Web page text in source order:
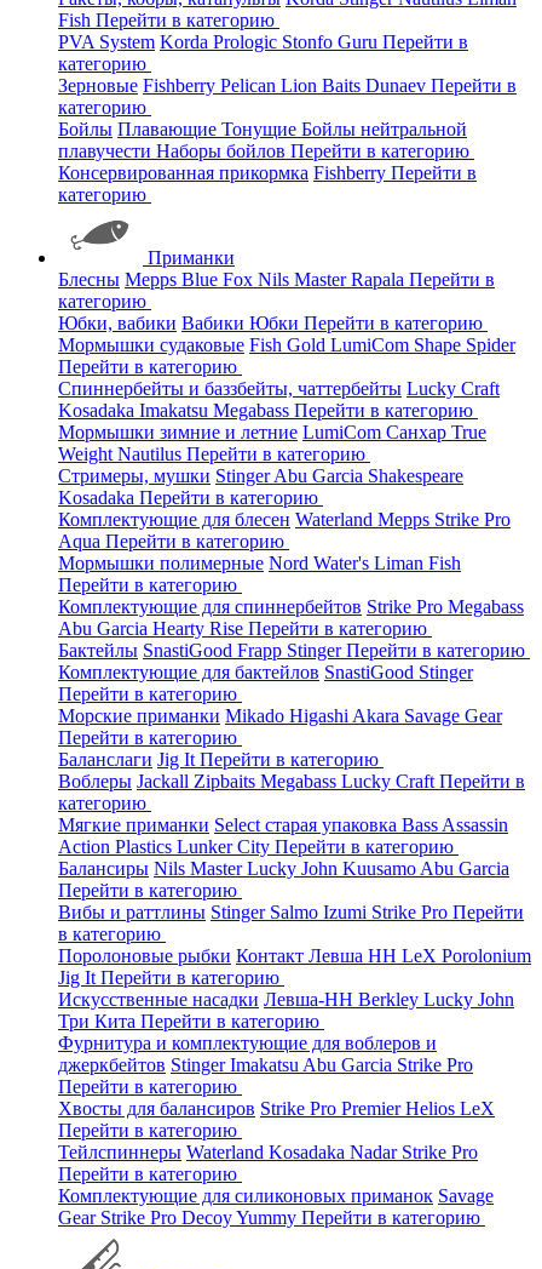
Fish Перейти в категорию
PVA System Korda Prologic Stonfo Guru Перейти в
категорию
Зерновые Fishberry Pelican Lion Baits Dunaev Перейти в
категорию
Бойлы Плавающие Тонущие Бойлы нейтральной
плавучести Наборы бойлов Перейти в категорию
Консервированная прикормка Fishberry Перейти в
категорию
Приманки
Блесны Mepps Blue Fox Nils MasterRapala Перейти в
категорию
Юбки, вабики Вабики Юбки Перейти в категорию
Мормышки судаковые Fish Gold LumiCom Shape Spider
Перейти в категорию
Спиннербейты и баззбейты, чаттербейты Lucky Craft
Kosadaka Imakatsu Megabass Перейти в категорию
Мормышки зимние и летние LumiCom Санхар True
Weight Nautilus Перейти в категорию
Стримеры, мушки StingerAbu Garcia Shakespeare
Kosadaka Перейти в категорию
Комплектующие для блесен Waterland Mepps Strike Pro
Aqua Перейти в категорию
Мормышки полимерные Nord Water's Liman Fish
Перейти в категорию
Комплектующие для спиннербейтов Strike Pro Megabass
Abu Garcia Hearty Rise Перейти в категорию
Бактейлы SnastiGood Frapp StingerПерейти в категорию
Комплектующие для бактейлов SnastiGood Stinger
Перейти в категорию
Морские приманки Mikado Higashi Akara Savage Gear
Перейти в категорию
Баланслаги Jig It Перейти в категорию
Воблеры Jackall Zipbaits Megabass Lucky Craft Перейти в
категорию
Мягкие приманки Select старая упаковка Bass Assassin
Action Plastics Lunker City Перейти в категорию
Балансиры Nils MasterLucky John Kuusamo Abu Garcia
Перейти в категорию
Вибы и раттлины Stinger Salmo Izumi Strike Pro Перейти
в категорию
Поролоновые рыбки Контакт Левша НН LeX Porolonium
Jig It Перейти в категорию
Искусственные насадки Левша-НН Berkley Lucky John
Три Кита Перейти в категорию
Фурнитура и комплектующие для воблеров и
джеркбейтов StingerImakatsu Abu Garcia Strike Pro
Перейти в категорию
Хвосты для балансиров Strike Pro PremierHelios LeX
Перейти в категорию
Тейлспиннеры Waterland Kosadaka Nadar Strike Pro
Перейти в категорию
Комплектующие для силиконовых приманок Savage
Gear Strike Pro DecoyYummy Перейти в категорию